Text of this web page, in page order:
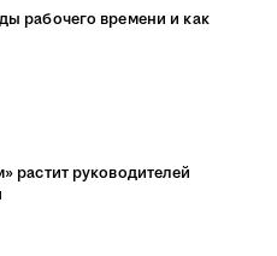
рабочего времени и как
растит руководителей